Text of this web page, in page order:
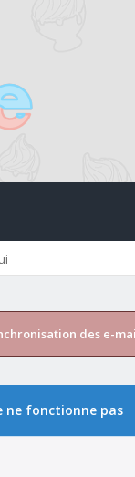
des e-
ne fonctionne pas